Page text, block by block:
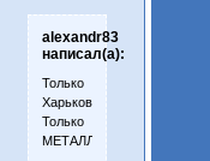
alexandr83
написал(а):
Только
Харьков!
Только
МЕТАЛЛИСТ!!!